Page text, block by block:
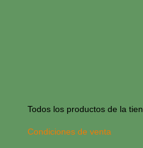
Todos los productos de la
Condiciones de venta